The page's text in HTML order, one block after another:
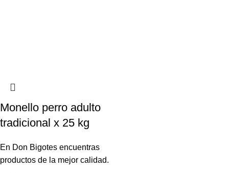
Monello perro adulto
tradicional x 25 kg
En Don Bigotes encuentras
productos de la mejor calidad.